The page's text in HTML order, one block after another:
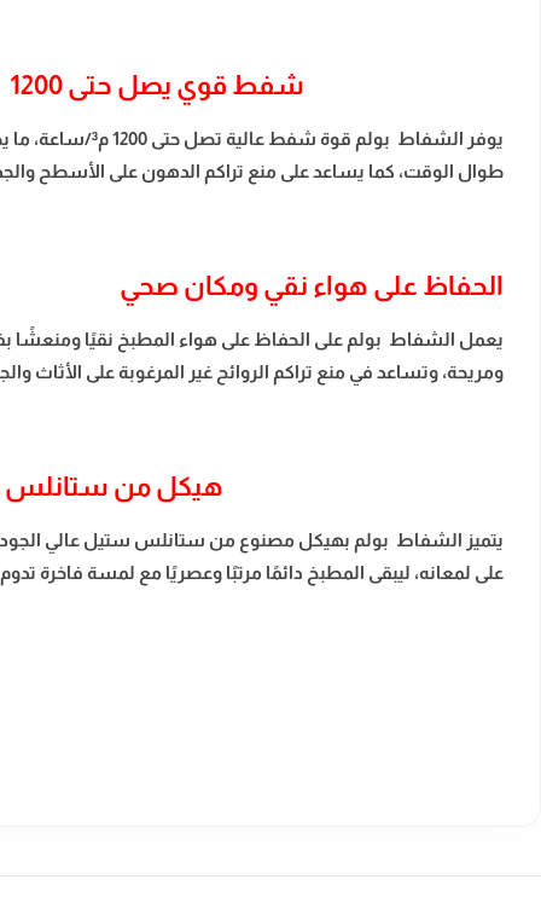
شفط قوي يصل حتى 1200
يوفر الشفاط
طوال الوقت، كما يساعد على منع تراكم الدهون على الأسطح
الحفاظ على هواء نقي ومكان صحي
يعمل الشفاط بولم على الحفاظ على هواء المطبخ نقيًا ومنعشًا
ومريحة، وتساعد في منع تراكم الروائح غير المرغوبة على الأثاث
هيكل من
يتميز الشفاط بولم بهيكل مصنوع من ستانلس ستيل عالي
على لمعانه، ليبقى المطبخ دائمًا مرتبًا وعصريًا مع لمسة فاخرة